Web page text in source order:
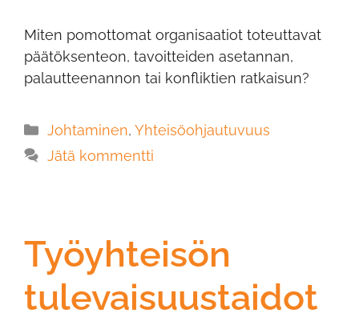
Miten pomottomat organisaatiot toteuttavat
päätöksenteon, tavoitteiden asetannan,
palautteenannon tai konfliktien ratkaisun?
Johtaminen, Yhteisöohjautuvuus
Jätä kommentti
Työyhteisön
tulevaisuustaidot